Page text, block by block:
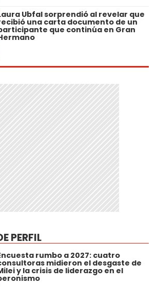
Ubfal sorprendió al revelar que
una carta documento de un
que continúa en Gran
PERFIL
rumbo a 2027: cuatro
midieron el desgaste de
y la crisis de liderazgo en el